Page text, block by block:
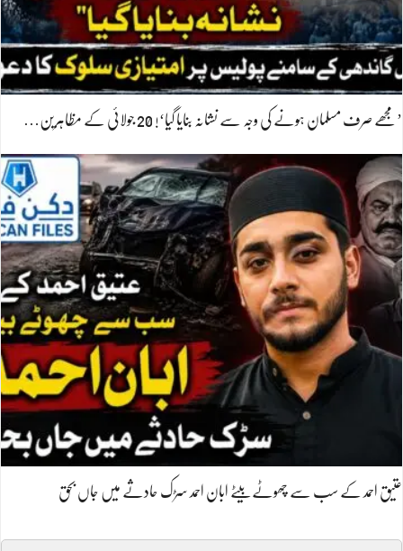
’مجھے صرف مسلمان ہونے کی وجہ سے نشانہ بنایا گیا‘! 20 جولائی کے مظاہرین…
عتیق احمد کے سب سے چھوٹے بیٹے ابان احمد سڑک حادثے میں جاں بحق